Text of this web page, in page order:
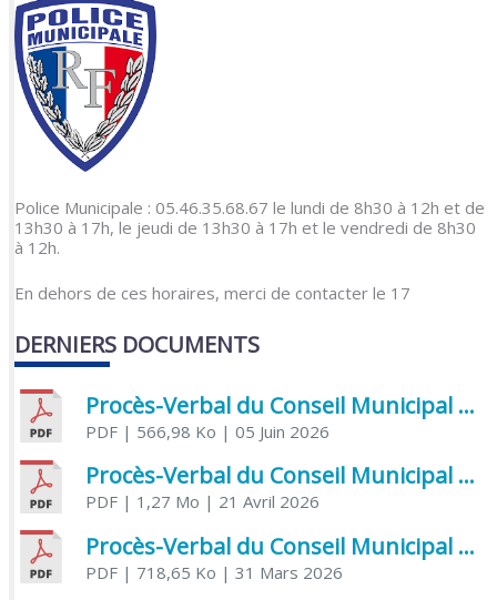
Police Municipale : 05.46.35.68.67 le lundi de 8h30 à 12h et de
13h30 à 17h, le jeudi de 13h30 à 17h et le vendredi de 8h30
à 12h.
En dehors de ces horaires, merci de contacter le 17
DERNIERS DOCUMENTS
Procès-Verbal du Conseil Municipal du 5 juin 2026
PDF| 566,98 Ko | 05 Juin 2026
Procès-Verbal du Conseil Municipal du 21 avril 2026
PDF| 1,27 Mo | 21 Avril 2026
Procès-Verbal du Conseil Municipal du 31 mars 2026
PDF| 718,65 Ko | 31 Mars 2026